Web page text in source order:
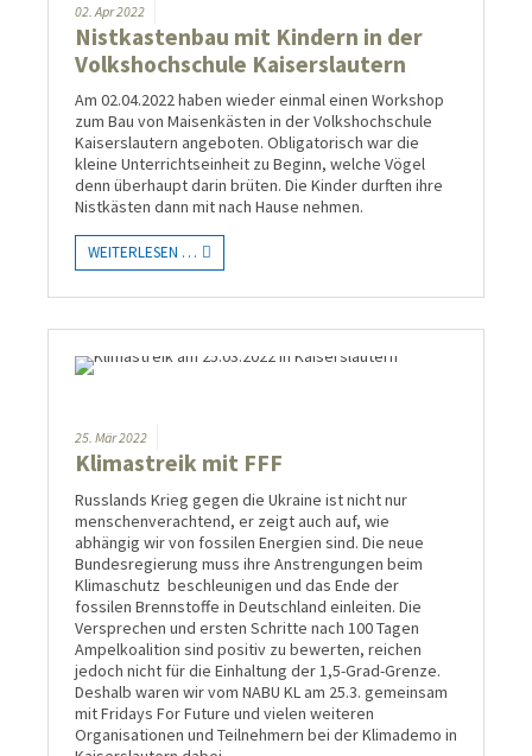
02. Apr 2022
Nistkastenbau mit Kindern in der
Volkshochschule Kaiserslautern
Am 02.04.2022 haben wieder einmal einen Workshop
zum Bau von Maisenkästen in der Volkshochschule
Kaiserslautern angeboten. Obligatorisch war die
kleine Unterrichtseinheit zu Beginn, welche Vögel
denn überhaupt darin brüten. Die Kinder durften ihre
Nistkästen dann mit nach Hause nehmen.
WEITERLESEN …
25. Mär2022
Klimastreik mit FFF
Russlands Krieg gegen die Ukraine ist nicht nur
menschenverachtend, er zeigt auch auf, wie
abhängig wir von fossilen Energien sind. Die neue
Bundesregierung muss ihre Anstrengungen beim
Klimaschutz beschleunigen und das Ende der
fossilen Brennstoffe in Deutschland einleiten. Die
Versprechen und ersten Schritte nach 100 Tagen
Ampelkoalition sind positiv zu bewerten, reichen
jedoch nicht für die Einhaltung der 1,5-Grad-Grenze.
Deshalb waren wir vom NABU KL am 25.3. gemeinsam
mit Fridays For Future und vielen weiteren
Organisationen und Teilnehmern bei der Klimademo in